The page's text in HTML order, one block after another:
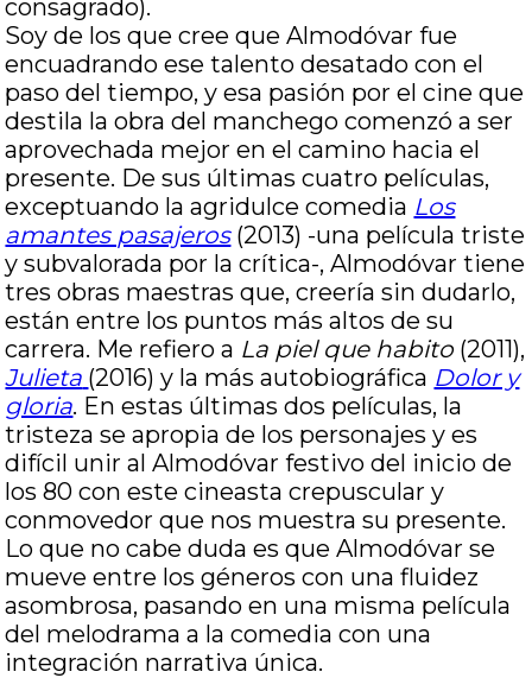
consagrado).
Soy de los que cree que Almodóvar fue
encuadrando ese talento desatado con el
paso del tiempo, y esa pasión por el cine que
destila la obra del manchego comenzó a ser
aprovechada mejor en el camino hacia el
presente. De sus últimas cuatro películas,
exceptuando la agridulce comedia Los
amantes pasajeros(2013) -una película triste
y subvalorada por la crítica-, Almodóvar tiene
tres obras maestras que, creería sin dudarlo,
están entre los puntos más altos de su
carrera. Me refiero a La piel que habito(2011),
Julieta (2016) y la más autobiográfica Dolor y
gloria. En estas últimas dos películas, la
tristeza se apropia de los personajes y es
difícil unir al Almodóvar festivo del inicio de
los 80 con este cineasta crepuscular y
conmovedor que nos muestra su presente.
Lo que no cabe duda es que Almodóvar se
mueve entre los géneros con una fluidez
asombrosa, pasando en una misma película
del melodrama a la comedia con una
integración narrativa única.